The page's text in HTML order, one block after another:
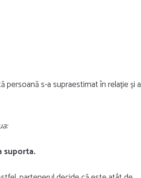
persoană s-a supraestimat în relație și a
suporta.